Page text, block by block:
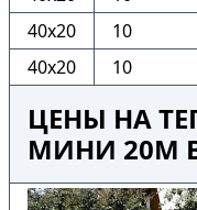
40х20
10
40х20
10
ЦЕНЫ НА
МИНИ 20М